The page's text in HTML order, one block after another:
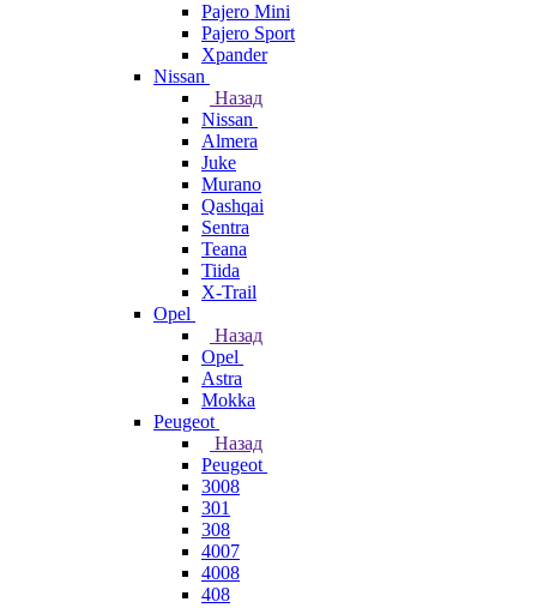
Pajero Mini
Pajero Sport
Xpander
Nissan
Назад
Nissan
Almera
Juke
Murano
Qashqai
Sentra
Teana
Tiida
X-Trail
Opel
Назад
Opel
Astra
Mokka
Peugeot
Назад
Peugeot
3008
301
308
4007
4008
408